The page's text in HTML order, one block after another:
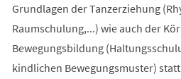
Grundlagen der Tanzerziehung
Raumschulung,...) wie auch der
Bewegungsbildung
kindlichen Bewegungsmuster)